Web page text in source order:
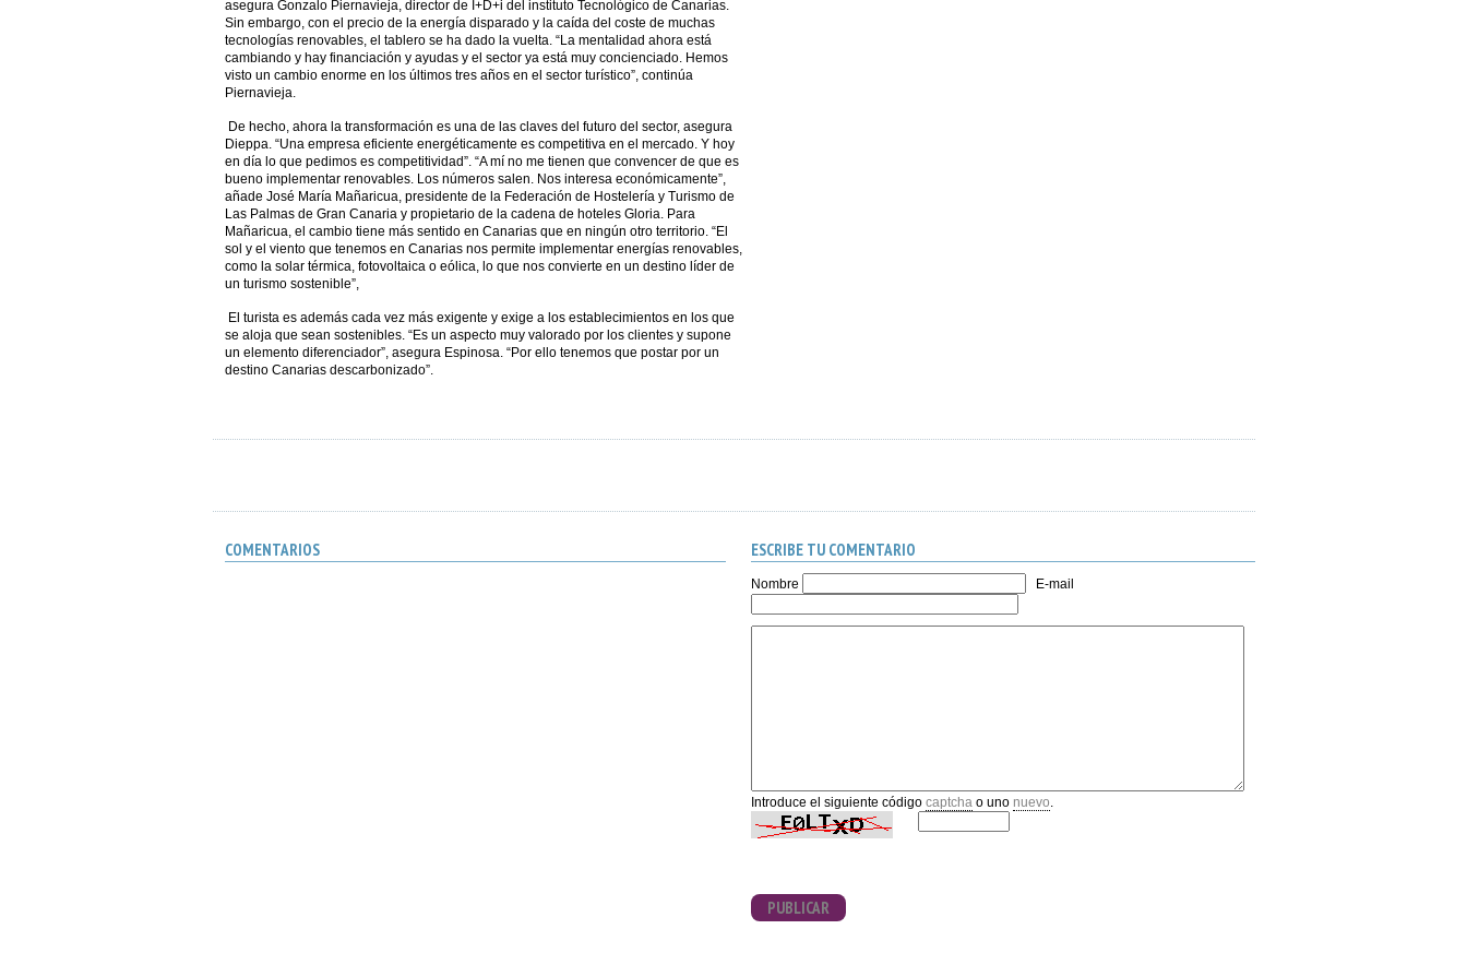
asegura Gonzalo Piernavieja, director de I+D+i del instituto Tecnológico de Canarias.
Sin embargo, con el precio de la energía disparado y la caída del coste de muchas
tecnologías renovables, el tablero se ha dado la vuelta. “La mentalidad ahora está
cambiando y hay financiación y ayudas y el sector ya está muy concienciado. Hemos
visto un cambio enorme en los últimos tres años en el sector turístico”, continúa
Piernavieja.
De hecho, ahora la transformación es una de las claves del futuro del sector, asegura
Dieppa. “Una empresa eficiente energéticamente es competitiva en el mercado. Y hoy
en día lo que pedimos es competitividad”. “A mí no me tienen que convencer de que es
bueno implementar renovables. Los números salen. Nos interesa económicamente”,
añade José María Mañaricua, presidente de la Federación de Hostelería y Turismo de
Las Palmas de Gran Canaria y propietario de la cadena de hoteles Gloria. Para
Mañaricua, el cambio tiene más sentido en Canarias que en ningún otro territorio. “El
sol y el viento que tenemos en Canarias nos permite implementar energías renovables,
como la solar térmica, fotovoltaica o eólica, lo que nos convierte en un destino líder de
un turismo sostenible”,
El turista es además cada vez más exigente y exige a los establecimientos en los que
se aloja que sean sostenibles. “Es un aspecto muy valorado por los clientes y supone
un elemento diferenciador”, asegura Espinosa. “Por ello tenemos que postar por un
destino Canarias descarbonizado”.
COMENTARIOS ESCRIBE TU COMENTARIO
Nombre E-mail
Introduce el siguiente código captchao uno nuevo.
PUBLICAR